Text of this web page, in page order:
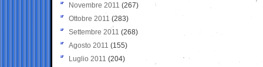
Novembre 2011 (267)
Ottobre 2011 (283)
Settembre 2011 (268)
Agosto 2011 (155)
Luglio 2011 (204)